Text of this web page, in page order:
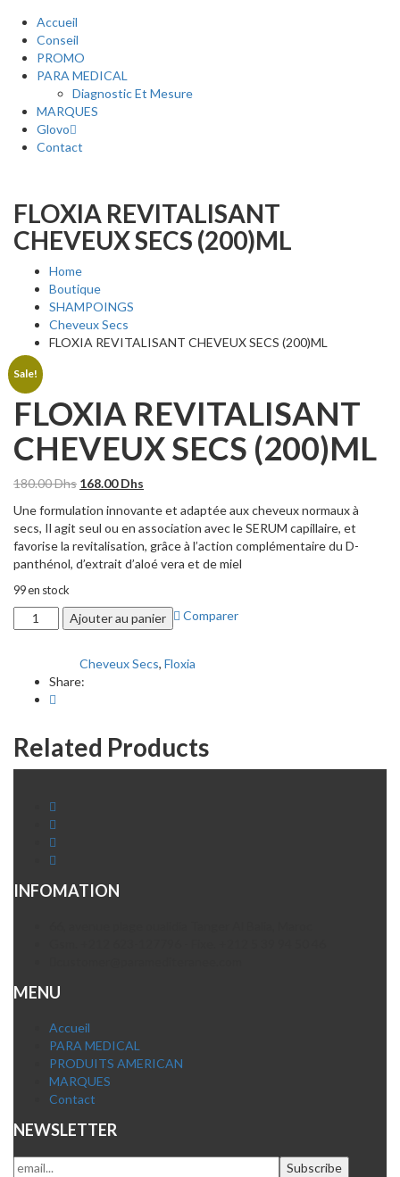
Accueil
Conseil
PROMO
PARA MEDICAL
Diagnostic Et Mesure
MARQUES
Glovo
Contact
FLOXIA REVITALISANT
CHEVEUX SECS (200)ML
Home
Boutique
SHAMPOINGS
Cheveux Secs
FLOXIA REVITALISANT CHEVEUX SECS (200)ML
Sale!
FLOXIA REVITALISANT
CHEVEUX SECS (200)ML
180.00Dhs Le
initial
était :
180.00 Dhs.
168.00Dhs
actuel
est :
168.00 Dhs.
Une formulation innovante et adaptée aux cheveux normaux à
secs, Il agit seul ou en association avec le SERUM capillaire, et
favorise la revitalisation, grâce à l’action complémentaire du D-
panthénol, d’extrait d’aloé vera et de miel
99 en stock
quantité
de
REVITALISANT
CHEVEUX
SECS
Ajouter au panier Comparer
Cheveux Secs, Floxia
Share:
Related Products
INFOMATION
MENU
Accueil
PARA MEDICAL
PRODUITS AMERICAN
MARQUES
Contact
NEWSLETTER